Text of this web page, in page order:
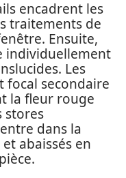
encadrent les
traitements de
Ensuite,
individuellement
Les
focal secondaire
la fleur rouge
stores
dans la
abaissés en